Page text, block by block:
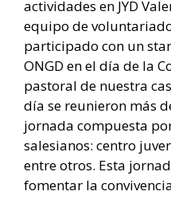
actividades en JYD
equipo de
participado con un
ONGD en el día de la
pastoral de nuestra
día se reunieron más
jornada compuesta
salesianos: centro
entre otros. Esta
fomentar la